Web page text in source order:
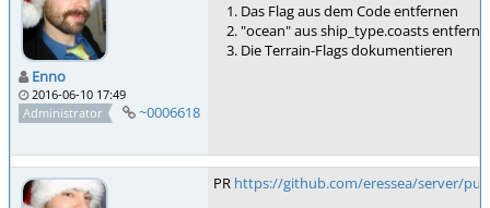
Enno
2016-06-10 17:49
Administrator
~0006618
Das Flag aus dem Code entfernen
"ocean" aus ship_type.coasts
Die Terrain-Flags dokumentieren
PR https://github.com/eressea/server/